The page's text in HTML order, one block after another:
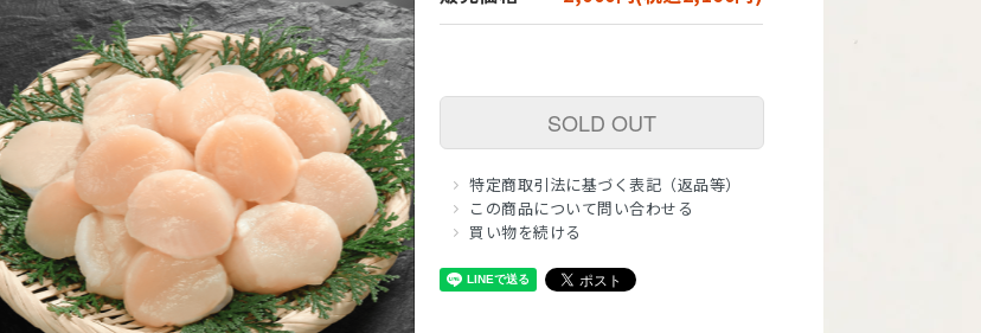
SOLD OUT
特定商取引法に基づく表記（返品等）
この商品について問い合わせる
買い物を続ける